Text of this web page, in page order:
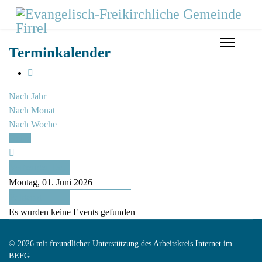
Terminkalender
Nach Jahr
Nach Monat
Nach Woche
Montag, 01. Juni 2026
Es wurden keine Events gefunden
© 2026 mit freundlicher Unterstützung des Arbeitskreis Internet im
BEFG